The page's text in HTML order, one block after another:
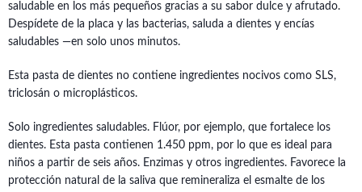
saludable en los más pequeños gracias a su sabor dulce y afrutado.
Despídete de la placa y las bacterias, saluda a dientes y encías
saludables —en solo unos minutos.
Esta pasta de dientes no contiene ingredientes nocivos como SLS,
triclosán o microplásticos.
Solo ingredientes saludables. Flúor, por ejemplo, que fortalece los
dientes. Esta pasta contienen 1.450 ppm, por lo que es ideal para
niños a partir de seis años. Enzimas y otros ingredientes. Favorece la
protección natural de la saliva que remineraliza el esmalte de los